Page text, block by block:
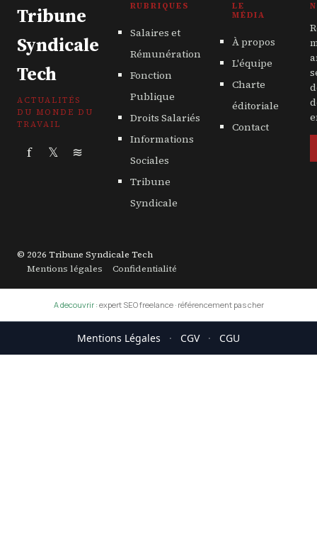
Tribune
Syndicale
Tech
ACTUALITÉS
DU MONDE DU
TRAVAIL
f 𝕏 ≋
RUBRIQUES
Salaires et
Rémunération
Fonction
Publique
Droits Salariés
Informations
Sociales
Tribune
Syndicale
LE
MÉDIA
À propos
L'équipe
Charte
éditoriale
Contact
© 2026 Tribune Syndicale Tech
Mentions légales
Confidentialité
A decouvrir : expert SEO freelance· référencement pas cher
Mentions Légales · CGV · CGU